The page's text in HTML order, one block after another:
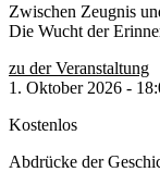
Zwischen Zeugnis
Die Wucht der
zu der Veranstaltung
1. Oktober 2026 -
Kostenlos
Abdrücke der